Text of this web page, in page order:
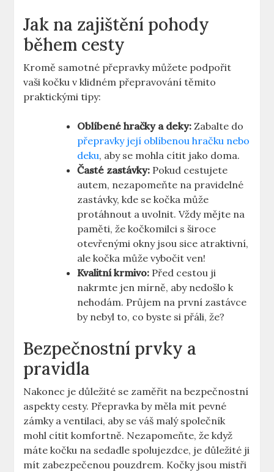
Jak na zajištění pohody
během cesty
Kromě samotné přepravky můžete podpořit
vaši kočku v klidném přepravování těmito
praktickými tipy:
Oblíbené hračky a deky: Zabalte do
přepravky její oblíbenou hračku nebo
deku, aby se mohla cítit jako doma.
Časté zastávky: Pokud cestujete
autem, nezapomeňte na pravidelné
zastávky, kde se kočka může
protáhnout a uvolnit. Vždy mějte na
paměti, že kočkomilci s široce
otevřenými okny jsou sice atraktivní,
ale kočka může vybočit ven!
Kvalitní krmivo: Před cestou ji
nakrmte jen mírně, aby nedošlo k
nehodám. Průjem na první zastávce
by nebyl to, co byste si přáli, že?
Bezpečnostní prvky a
pravidla
Nakonec je důležité se zaměřit na bezpečnostní
aspekty cesty. Přepravka by měla mít pevné
zámky a ventilaci, aby se váš malý společník
mohl cítit komfortně. Nezapomeňte, že když
máte kočku na sedadle spolujezdce, je důležité ji
mít zabezpečenou pouzdrem. Kočky jsou mistři